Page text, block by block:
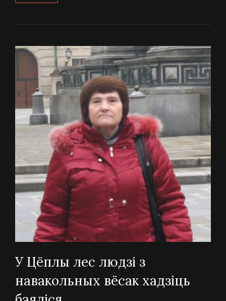
ПАСЛЯ
Ў
ПРАВАЛІЛІСЯ
ЯМЫ,
А
НА
ІХ
БЫЛІ
КОСЦІ
У Цёплы лес людзі з
навакольных вёсак хадзіць